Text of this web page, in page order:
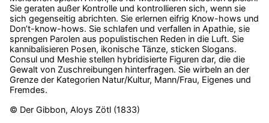
Sie geraten außer Kontrolle und kontrollieren sich, wenn sie
sich gegenseitig abrichten. Sie erlernen eifrig Know-hows und
Don’t-know-hows. Sie schlafen und verfallen in Apathie, sie
sprengen Parolen aus populistischen Reden in die Luft. Sie
kannibalisieren Posen, ikonische Tänze, sticken Slogans.
Consul und Meshie stellen hybridisierte Figuren dar, die die
Gewalt von Zuschreibungen hinterfragen. Sie wirbeln an der
Grenze der Kategorien Natur/Kultur, Mann/Frau, Eigenes und
Fremdes.
© Der Gibbon, Aloys Zötl (1833)